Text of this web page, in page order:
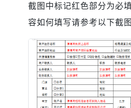
截图中标记红色部分为必
容如何填写请参考以下截图